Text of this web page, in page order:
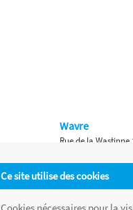
Ce site utilise des cookies
Wavre
Rue de la Wastinne
Waterloo
Chaussée de